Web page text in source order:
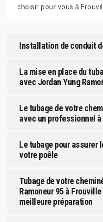
choisir pour vous à
Installation de conduit
La mise en place du
avec Jordan Yung
Le tubage de votre
avec un professionnel
Le tubage pour assurer
votre poêle
Tubage de votre
Ramoneur 95 à
meilleure préparation